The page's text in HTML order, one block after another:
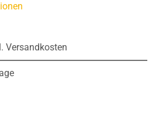
Versandkosten
den gewünschten